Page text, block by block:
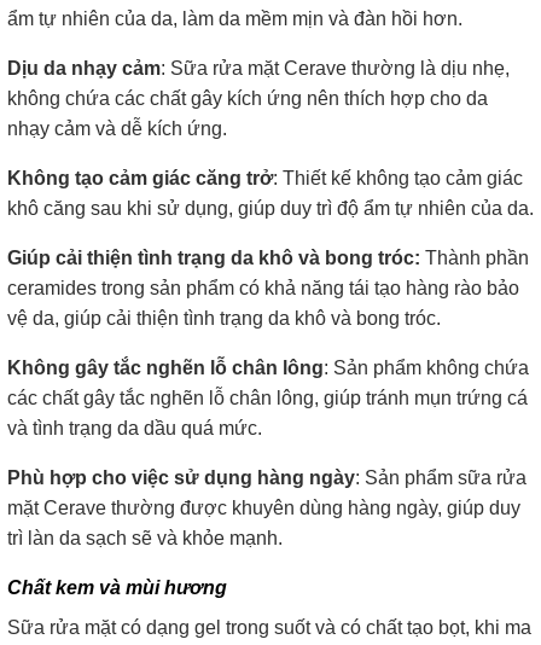
ẩm tự nhiên của da, làm da mềm mịn và đàn hồi hơn.
Dịu da nhạy cảm: Sữa rửa mặt Cerave thường là dịu nhẹ,
không chứa các chất gây kích ứng nên thích hợp cho da
nhạy cảm và dễ kích ứng.
Không tạo cảm giác căng trở: Thiết kế không tạo cảm giác
khô căng sau khi sử dụng, giúp duy trì độ ẩm tự nhiên của da.
Giúp cải thiện tình trạng da khô và bong tróc: Thành phần
ceramides trong sản phẩm có khả năng tái tạo hàng rào bảo
vệ da, giúp cải thiện tình trạng da khô và bong tróc.
Không gây tắc nghẽn lỗ chân lông: Sản phẩm không chứa
các chất gây tắc nghẽn lỗ chân lông, giúp tránh mụn trứng cá
và tình trạng da dầu quá mức.
Phù hợp cho việc sử dụng hàng ngày: Sản phẩm sữa rửa
mặt Cerave thường được khuyên dùng hàng ngày, giúp duy
trì làn da sạch sẽ và khỏe mạnh.
Chất kem và mùi hương
Sữa rửa mặt có dạng gel trong suốt và có chất tạo bọt, khi ma